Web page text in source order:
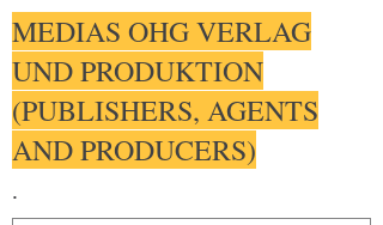
MEDIAS OHG VERLAG
UND PRODUKTION
(PUBLISHERS, AGENTS
AND PRODUCERS)
.